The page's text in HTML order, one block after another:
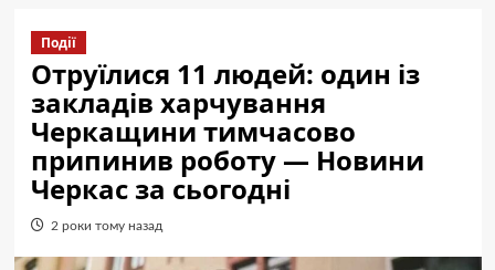
Події
Отруїлися 11 людей: один із
закладів харчування
Черкащини тимчасово
припинив роботу — Новини
Черкас за сьогодні
2 роки тому назад